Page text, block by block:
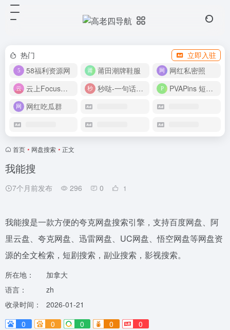
热门
立即入驻
58福利资源网
莆田潮牌鞋服
网红私密照
云上Focus接码平台
秒哒-一句话做应用
PVAPins 短信接码平台
网红吃瓜群
首页 • 网盘搜索 • 正文
我能搜
7个月前发布 296 0 1
我能搜是一款方便的夸克网盘搜索引擎，支持百度网盘、阿
里云盘、夸克网盘、迅雷网盘、UC网盘、悟空网盘等网盘资
源的全文检索，短剧搜索，副业搜索，影视搜索。
所在地：
加拿大
语言：
zh
收录时间：
2026-01-21
0
0 0 0 0